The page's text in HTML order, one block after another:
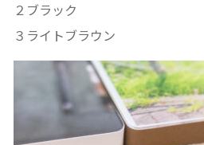
２ブラック
３ライトブラウン